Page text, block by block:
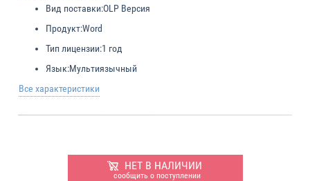
Вид поставки:OLP Версия
Продукт:Word
Тип лицензии:1 год
Язык:Мультиязычный
Все характеристики
НЕТ В НАЛИЧИИ
сообщить о поступлении